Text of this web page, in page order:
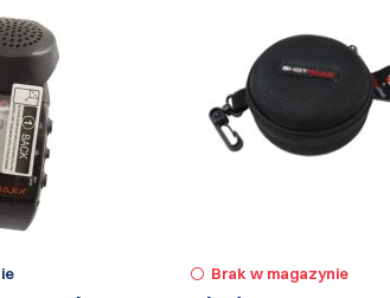
Brak w magazynie